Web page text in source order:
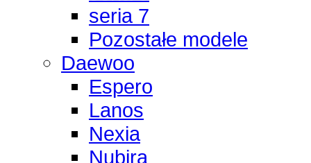
seria 7
Pozostałe modele
Daewoo
Espero
Lanos
Nexia
Nubira